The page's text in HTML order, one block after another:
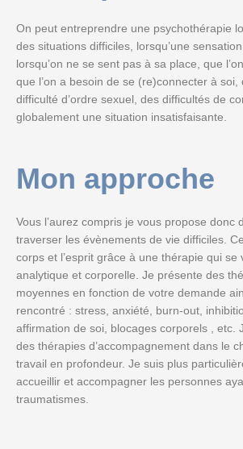
On peut entreprendre une psychothérapie
des situations difficiles, lorsqu’une
lorsqu’on ne se sent pas à sa place, que
que l’on a besoin de se (re)connecter à soi,
difficulté d’ordre sexuel, des difficultés de
globalement une situation insatisfaisante.
Mon approche
Vous l’aurez compris je vous propose donc
traverser les évènements de vie difficiles.
corps et l’esprit grâce à une thérapie qui se
analytique et corporelle. Je présente des
moyennes en fonction de votre demande
rencontré : stress, anxiété, burn-out,
affirmation de soi, blocages corporels , etc.
des thérapies d’accompagnement dans le
travail en profondeur. Je suis plus
accueillir et accompagner les personnes
traumatismes.